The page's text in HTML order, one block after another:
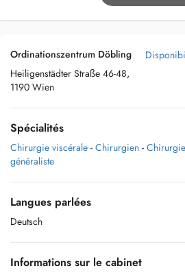
Ordinationszentrum Döbling
Heiligenstädter Straße 46-48,
1190 Wien
Spécialités
Chirurgie viscérale - Chirurgien -
généraliste
Langues parlées
Deutsch
Informations sur le cabinet